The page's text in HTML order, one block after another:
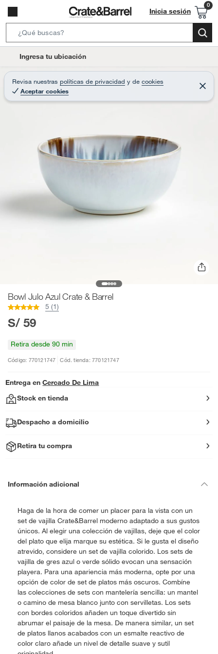
Inicia sesión
e
r
c
t
Ingresa tu ubicación
Revisa nuestras políticas de privacidad y de cookies
Aceptar cookies
C
e
r
Bowl Julo Azul Crate & Barrel
5 (1)
S/ 59
Retira desde 90 min
Código: 770121747 Cód. tienda: 770121747
Entrega en Cercado De Lima
Stock en tienda
Despacho a domicilio
Retira tu compra
Información adicional
Haga de la hora de comer un placer para la vista con un
set de vajilla Crate&Barrel moderno adaptado a sus gustos
únicos. Al elegir una colección de vajillas, deje que el color
del plato que elija marque su estética. Si le gusta el diseño
atrevido, considere un set de vajilla colorido. Los sets de
vajilla de gres azul o verde sólido evocan una sensación
playera. Para una apariencia más moderna, opte por una
opción de color de set de platos más oscuros. Combíne
las colecciones de sets con mantelería sencilla: un mantel
o camino de mesa blanco junto con servilletas. Los sets
con bordes coloridos añaden un toque divertido sin
abrumar el paisaje de la mesa. De manera similar, un set
de platos llanos acabados con un esmalte reactivo de
color claro añade un nivel de detalle suave y sutil